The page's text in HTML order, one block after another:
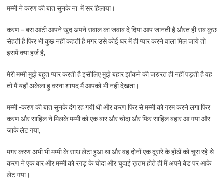
मम्मी ने करण की बात सुनके ना में सर हिलाया।
करण – बस आंटी आपने खुद अपने सवाल का जवाब दे दिया आप जानती है औरत ही सब कुछ
सेहती है फिर भी कुछ नहीं कहती है मगर उसे कोई घर में ही प्यार करने वाला मिल जाये तो
इसमें क्या हर्ज है,
मेरी मम्मी मुझे बहुत प्यार करती है इसीलिए मुझे बहार झाँकने की जरुरत ही नहीं पड़ती है वह
तो मैं यहाँ अकेला हु वरना शायद मैं आपको भी नहीं देखता।
मम्मी -करण की बात सुनके दंग रह गयी थी और करण फिर से मम्मी को गरम करने लगा फिर
करण और साहिल ने मिलके मम्मी को एक बार और चोदा और फिर साहिल बहार आ गया और
जाके लेट गया,
मगर करण अभी भी मम्मी के साथ लेटा हुआ था और वह दोनों एक दूसरे के होंठों को चूस रहे थे
करण ने एक बार और मम्मी को रगड़ के चोदा और चुदाई ख़तम होते ही मैं अपने बेड पर आके
लेट गया।